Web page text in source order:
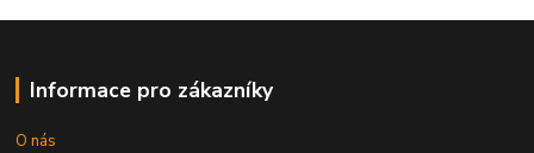
Informace pro zákazníky
O nás